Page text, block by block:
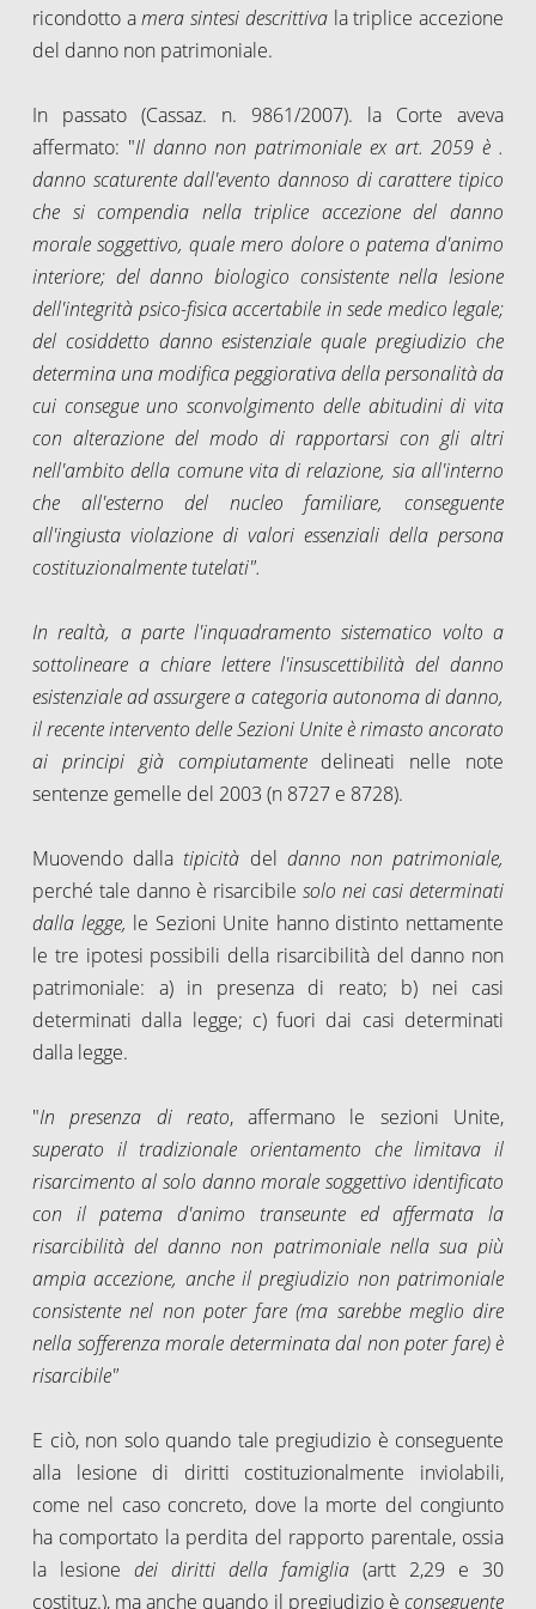
ricondotto amera sintesi descrittiva la triplice accezione
del danno non patrimoniale.
In passato (Cassaz. n. 9861/2007). la Corte aveva
affermato: "Il danno non patrimoniale ex art. 2059 è .
danno scaturente dall'evento dannoso di carattere tipico
che si compendia nella triplice accezione del danno
morale soggettivo, quale mero dolore o patema d'animo
interiore; del danno biologico consistente nella lesione
dell'integrità psico-fisica accertabile in sede medico legale;
del cosiddetto danno esistenziale quale pregiudizio che
determina una modifica peggiorativa della personalità da
cui consegue uno sconvolgimento delle abitudini di vita
con alterazione del modo di rapportarsi con gli altri
nell'ambito della comune vita di relazione, sia all'interno
che all'esterno del nucleo familiare, conseguente
all'ingiusta violazione di valori essenziali della persona
costituzionalmente tutelati".
In realtà, a parte l'inquadramento sistematico volto a
sottolineare a chiare lettere l'insuscettibilità del danno
esistenziale ad assurgere a categoria autonoma di danno,
il recente intervento delle Sezioni Unite è rimasto ancorato
ai principi già compiutamentedelineati nelle note
sentenze gemelle del 2003 (n 8727 e 8728).
Muovendo dalla tipicità del danno non patrimoniale,
perché tale danno è risarcibile solo nei casi determinati
dalla legge, le Sezioni Unite hanno distinto nettamente
le tre ipotesi possibili della risarcibilità del danno non
patrimoniale: a) in presenza di reato; b) nei casi
determinati dalla legge; c) fuori dai casi determinati
dalla legge.
"In presenza di reato, affermano le sezioni Unite,
superato il tradizionale orientamento che limitava il
risarcimento al solo danno morale soggettivo identificato
con il patema d'animo transeunte ed affermata la
risarcibilità del danno non patrimoniale nella sua più
ampia accezione, anche il pregiudizio non patrimoniale
consistente nel non poter fare (ma sarebbe meglio dire
nella sofferenza morale determinata dal non poter fare) è
risarcibile"
E ciò, non solo quando tale pregiudizio è conseguente
alla lesione di diritti costituzionalmente inviolabili,
come nel caso concreto, dove la morte del congiunto
ha comportato la perdita del rapporto parentale, ossia
la lesione dei diritti della famiglia (artt 2,29 e 30
costituz.), ma anche quando il pregiudizio è conseguente